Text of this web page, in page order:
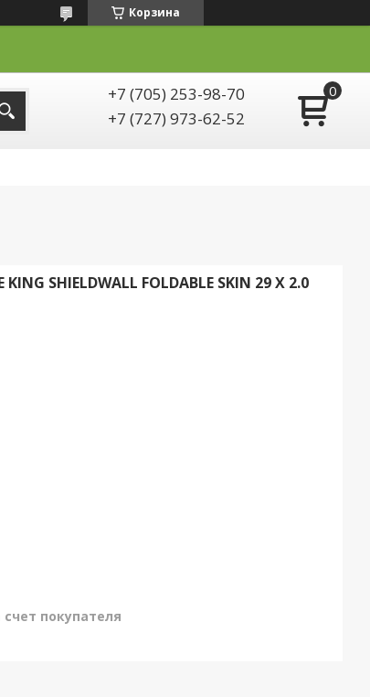
Корзина
+7 (705) 253-98-70
+7 (727) 973-62-52
SHIELDWALL FOLDABLE SKIN 29 X 2.0
счет покупателя